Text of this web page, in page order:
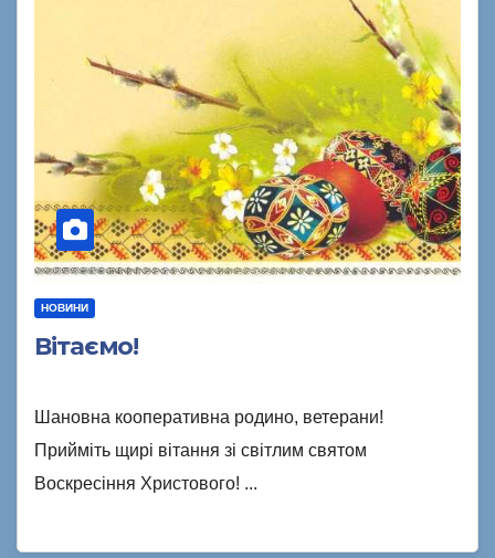
НОВИНИ
Вітаємо!
Шановна кооперативна родино, ветерани!
Прийміть щирі вітання зі світлим святом
Воскресіння Христового! ...